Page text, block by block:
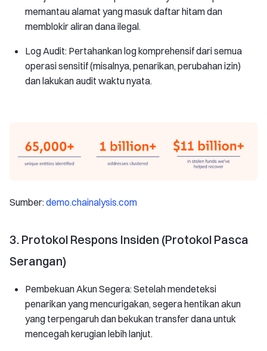
memantau alamat yang masuk daftar hitam dan
memblokir aliran dana ilegal.
Log Audit: Pertahankan log komprehensif dari semua
operasi sensitif (misalnya, penarikan, perubahan izin)
dan lakukan audit waktu nyata.
Sumber:demo.chainalysis.com
3. Protokol Respons Insiden (Protokol Pasca
Serangan)
Pembekuan Akun Segera: Setelah mendeteksi
penarikan yang mencurigakan, segera hentikan akun
yang terpengaruh dan bekukan transfer dana untuk
mencegah kerugian lebih lanjut.